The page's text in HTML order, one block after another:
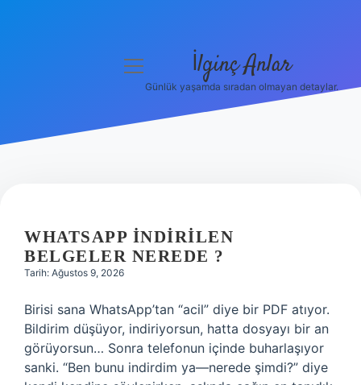
Hakkımızda
menüyü
İlginç Anlar
Günlük yaşamda sıradan olmayan detaylar.
ANLAR
YAZILAR
WHATSAPP INDIRILEN
BELGELER NEREDE ?
Tarih: Ağustos 9, 2026
Birisi sana WhatsApp’tan “acil” diye bir PDF atıyor.
Bildirim düşüyor, indiriyorsun, hatta dosyayı bir an
görüyorsun… Sonra telefonun içinde buharlaşıyor
sanki. “Ben bunu indirdim ya—nerede şimdi?” diye